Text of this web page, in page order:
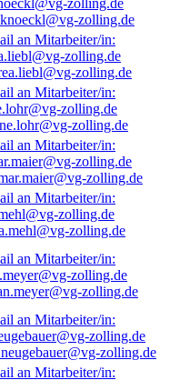
zolling.de
zolling.de
zolling.de
zolling.de
zolling.de
zolling.de
zolling.de